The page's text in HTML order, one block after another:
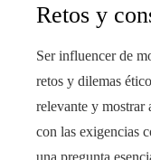
Retos y
Ser influencer de
retos y dilemas
relevante y mostrar
con las exigencias
una pregunta